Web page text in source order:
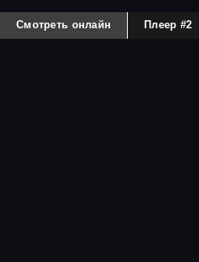
Смотреть онлайн Плеер #2